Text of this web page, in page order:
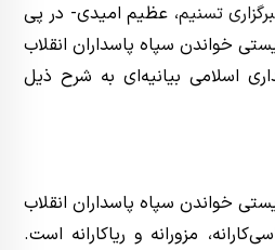
تسنیم، عظیم امیدی- در پی
خواندن سپاه پاسداران انقلاب
اسلامی بیانیه‌ای به شرح ذیل
خواندن سپاه پاسداران انقلاب
مزورانه و ریاکارانه است.